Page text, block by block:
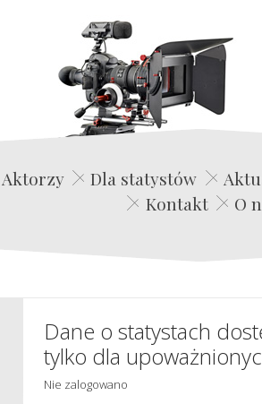
Aktorzy Dla statystów
Kontakt
O
Dane o statystach
tylko dla
Nie zalogowano